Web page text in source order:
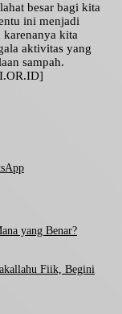
besar bagi kita
ini menjadi
kita
aktivitas yang
sampah.
yang Benar?
Fiik, Begini